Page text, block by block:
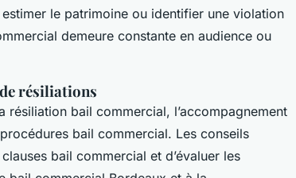
le patrimoine ou identifier une violation
demeure constante en audience ou
résiliations
bail commercial, l’accompagnement
bail commercial. Les conseils
bail commercial et d’évaluer les